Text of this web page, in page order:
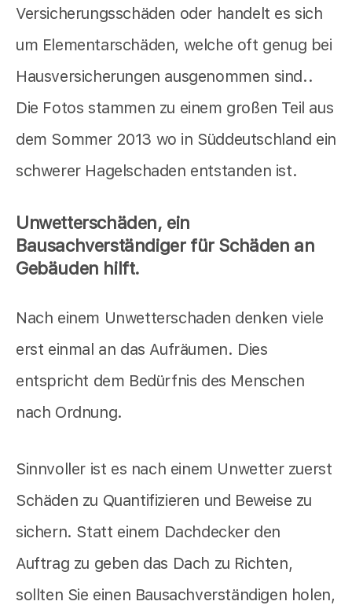
Versicherungsschäden oder handelt es sich
um Elementarschäden, welche oft genug bei
Hausversicherungen ausgenommen sind..
Die Fotos stammen zu einem großen Teil aus
dem Sommer 2013 wo in Süddeutschland ein
schwerer Hagelschaden entstanden ist.
Unwetterschäden, ein
Bausachverständiger für Schäden an
Gebäuden hilft.
Nach einem Unwetterschaden denken viele
erst einmal an das Aufräumen. Dies
entspricht dem Bedürfnis des Menschen
nach Ordnung.
Sinnvoller ist es nach einem Unwetter zuerst
Schäden zu Quantifizieren und Beweise zu
sichern. Statt einem Dachdecker den
Auftrag zu geben das Dach zu Richten,
sollten Sie einen Bausachverständigen holen,